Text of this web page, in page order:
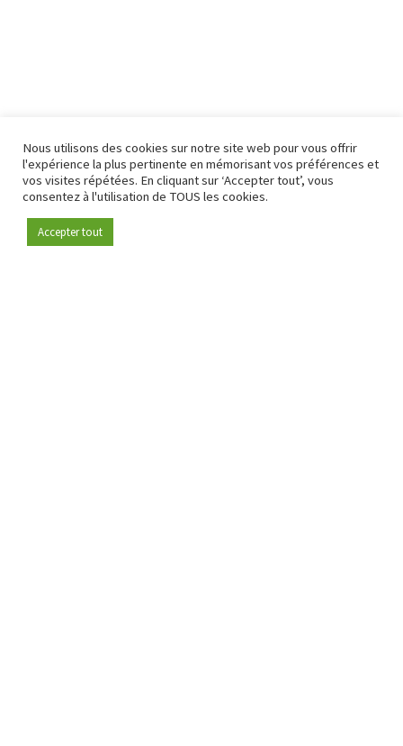
Devenez membre
Nous utilisons des cookies sur notre site web pour vous offrir
l'expérience la plus pertinente en mémorisant vos préférences et
vos visites répétées. En cliquant sur ‘Accepter tout’, vous
consentez à l'utilisation de TOUS les cookies.
Accepter tout